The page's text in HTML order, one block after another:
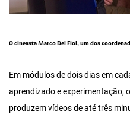
O cineasta Marco Del Fiol, um dos
Em módulos de dois dias em
aprendizado e experimentação,
produzem vídeos de até três